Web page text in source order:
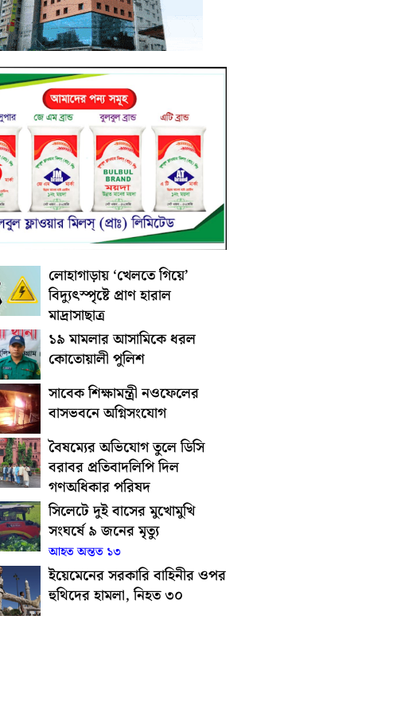
লোহাগাড়ায় ‘খেলতে গিয়ে’
বিদ্যুৎস্পৃষ্টে প্রাণ হারাল
মাদ্রাসাছাত্র
১৯ মামলার আসামিকে ধরল
কোতোয়ালী পুলিশ
সাবেক শিক্ষামন্ত্রী নওফেলের
বাসভবনে অগ্নিসংযোগ
বৈষম্যের অভিযোগ তুলে ডিসি
বরাবর প্রতিবাদলিপি দিল
গণঅধিকার পরিষদ
সিলেটে দুই বাসের মুখোমুখি
সংঘর্ষে ৯ জনের মৃত্যু
আহত অন্তত ১৩
ইয়েমেনের সরকারি বাহিনীর ওপর
হুথিদের হামলা, নিহত ৩০